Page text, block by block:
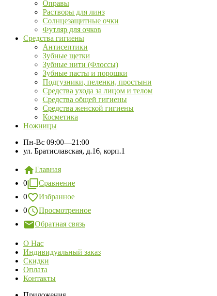
Оправы
Растворы для линз
Солнцезащитные очки
Футляр для очков
Средства гигиены
Антисептики
Зубные щетки
Зубные нити (Флоссы)
Зубные пасты и порошки
Подгузники, пеленки, простыни
Средства ухода за лицом и телом
Средства общей гигиены
Средства женской гигиены
Косметика
Ножницы
Пн-Вс 09:00—21:00
ул. Братиславская, д.16, корп.1
Главная
0
Сравнение
0
Избранное
0
Просмотренное
Обратная связь
О Нас
Индивидуальный заказ
Скидки
Оплата
Контакты